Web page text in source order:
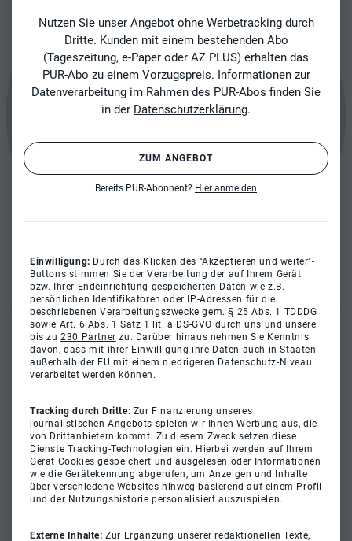
Nutzen Sie unser Angebot ohne Werbetracking durch
Dritte. Kunden mit einem bestehenden Abo
(Tageszeitung, e-Paper oder AZ PLUS) erhalten das
PUR-Abo zu einem Vorzugspreis. Informationen zur
Datenverarbeitung im Rahmen des PUR-Abos finden Sie
in der Datenschutzerklärung.
ZUM ANGEBOT
Bereits PUR-Abonnent? Hier anmelden
Einwilligung: Durch das Klicken des "Akzeptieren und weiter"-
Buttons stimmen Sie der Verarbeitung der auf Ihrem Gerät
bzw. Ihrer Endeinrichtung gespeicherten Daten wie z.B.
persönlichen Identifikatoren oder IP-Adressen für die
beschriebenen Verarbeitungszwecke gem. § 25 Abs. 1 TDDDG
sowie Art. 6 Abs. 1 Satz 1 lit. a DS-GVO durch uns und unsere
bis zu230 Partner zu. Darüber hinaus nehmen Sie Kenntnis
davon, dass mit ihrer Einwilligung ihre Daten auch in Staaten
außerhalb der EU mit einem niedrigeren Datenschutz-Niveau
verarbeitet werden können.
Tracking durch Dritte: Zur Finanzierung unseres
journalistischen Angebots spielen wir Ihnen Werbung aus, die
von Drittanbietern kommt. Zu diesem Zweck setzen diese
Dienste Tracking-Technologien ein. Hierbei werden auf Ihrem
Gerät Cookies gespeichert und ausgelesen oder Informationen
wie die Gerätekennung abgerufen, um Anzeigen und Inhalte
über verschiedene Websites hinweg basierend auf einem Profil
und der Nutzungshistorie personalisiert auszuspielen.
Externe Inhalte:Zur Ergänzung unserer redaktionellen Texte,